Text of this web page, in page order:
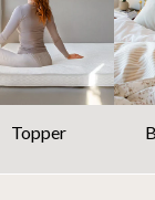
Topper